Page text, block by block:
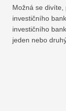
Možná se divíte,
investičního
investičního
jeden nebo